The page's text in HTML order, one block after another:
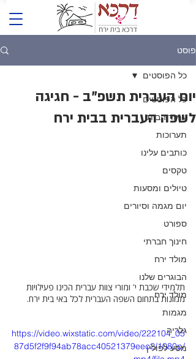
פוסט
כל הפוסטים
עמוד הבית
תערוכות
כותבים עלינו
טקסים
טיולים ומסעות
יום מגמה וסיורים
ספורט
חינוך חברתי
מולד ירח
הבוגרים שלנו
מולד ירח
מגמות
גלריה
מסע לפולין
כל הפוסטים
יום העברית תשפ"ב - חגיגה
לשפה העברית בבית ירח
תלמידי שכבת י' ומורי צוות עברית הכינו פעילויות
מגוונות בתחום השפה העברית לכל באי בית ירח.
https://video.wixstatic.com/video/222104_05
87d5f2f9f94ab78acc40521379eec2/1080p/